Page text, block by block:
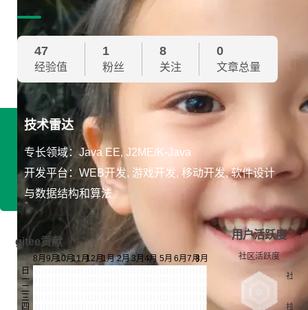
47
经验值
1
粉丝
8
关注
0
文章总量
技术雷达
专长领域：Java EE, J2ME/K-Java
开发平台：WEB开发, 游戏开发, 移动开发, 软件设计
与数据结构和算法
gitee贡献
用户活跃度